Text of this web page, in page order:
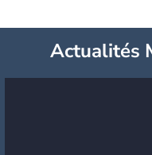
Actualités